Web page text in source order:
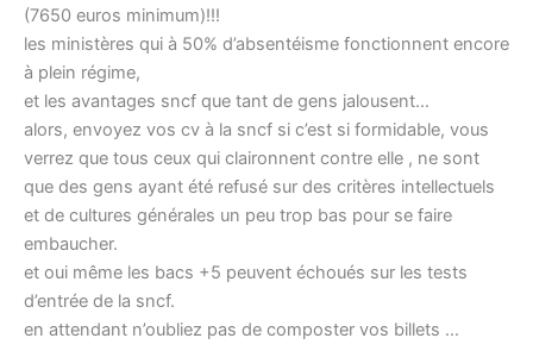
(7650 euros minimum)!!!
les ministères qui à 50% d’absentéisme fonctionnent encore
à plein régime,
et les avantages sncf que tant de gens jalousent…
alors, envoyez vos cv à la sncf si c’est si formidable, vous
verrez que tous ceux qui claironnent contre elle , ne sont
que des gens ayant été refusé sur des critères intellectuels
et de cultures générales un peu trop bas pour se faire
embaucher.
et oui même les bacs +5 peuvent échoués sur les tests
d’entrée de la sncf.
en attendant n’oubliez pas de composter vos billets …